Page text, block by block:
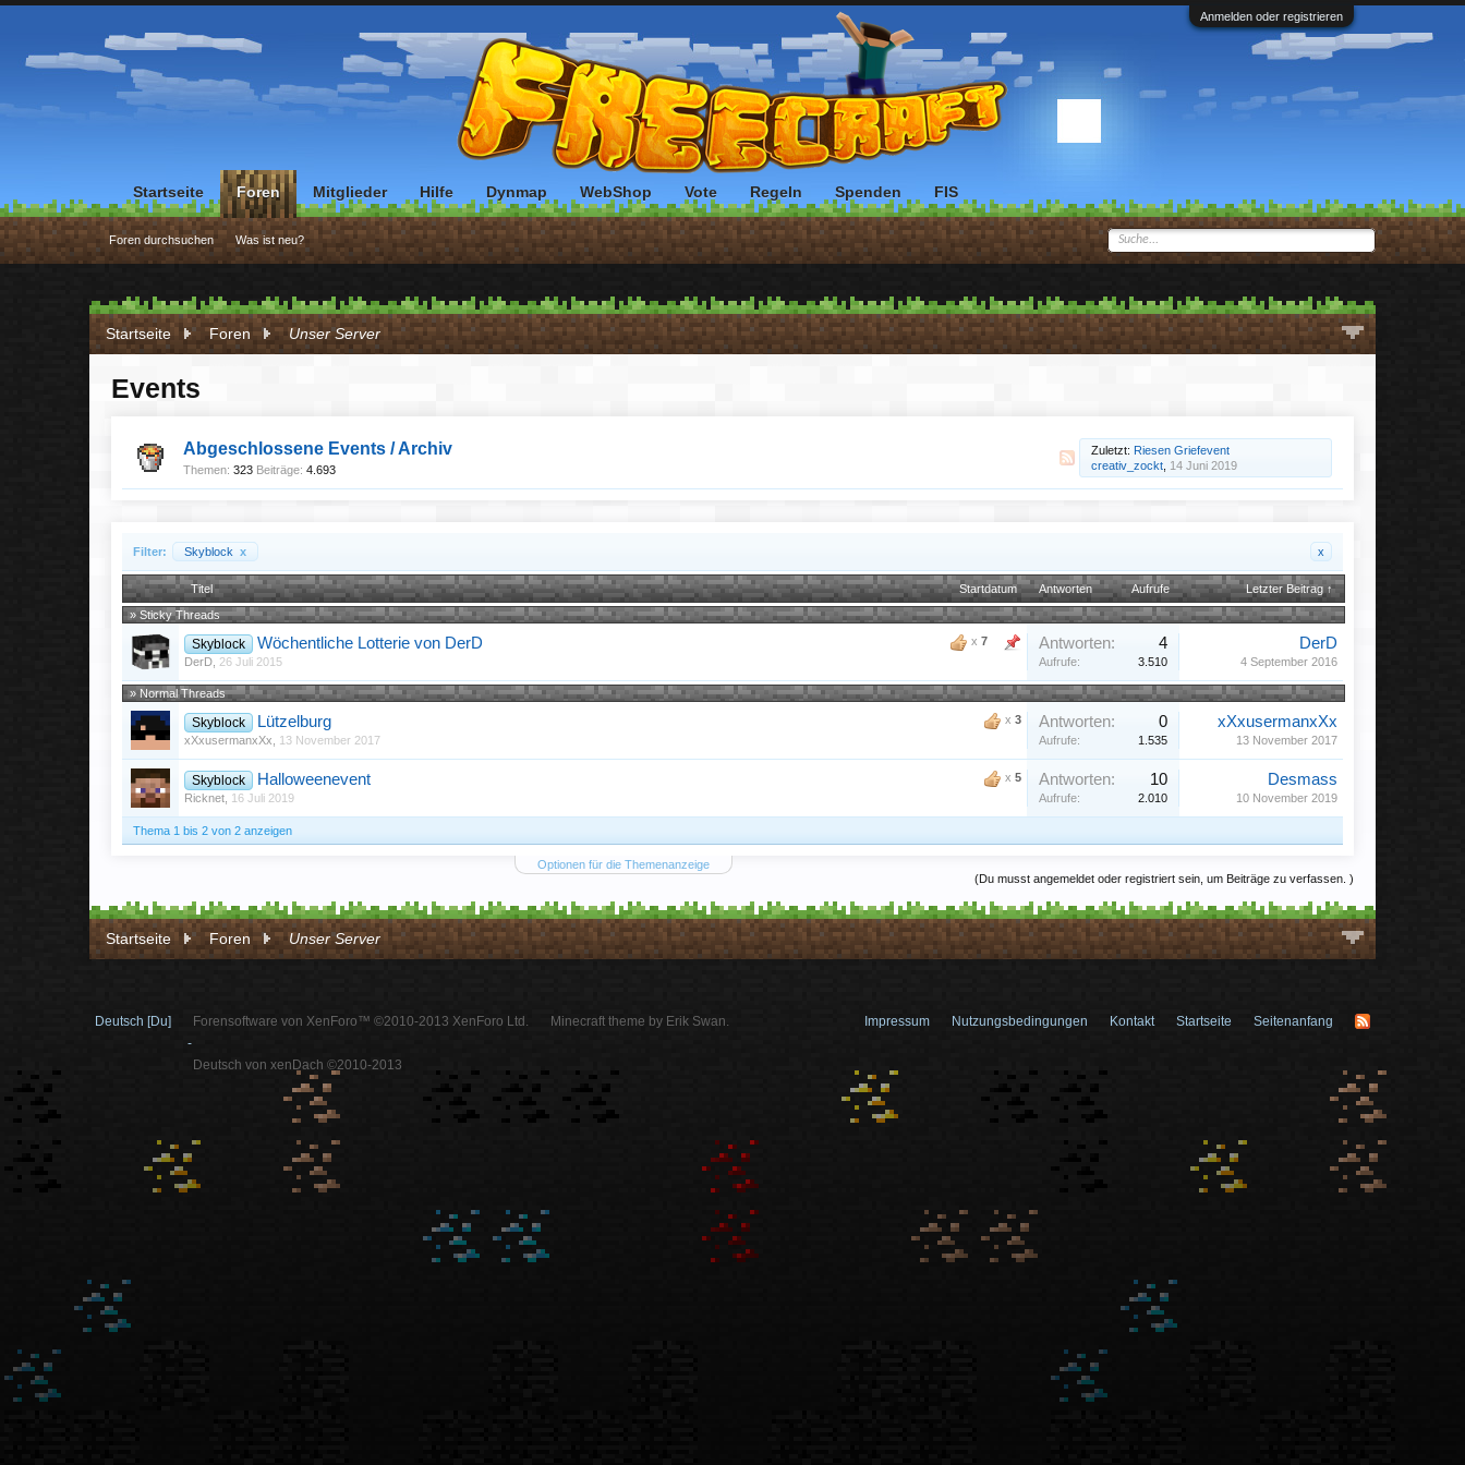
Anmelden oder registrieren
Startseite Foren Unser Server
Events
Abgeschlossene Events / Archiv
Themen: 323 Beiträge: 4.693
Zuletzt: Riesen Griefevent
creativ_zockt 14 Juni 2019
Filter: Skyblock x x
Titel Startdatum Antworten Aufrufe
Letzter Beitrag ↑
» Sticky Threads
x 7
Skyblock Wöchentliche Lotterie von DerD
DerD 26 Juli 2015
Antworten: 4
Aufrufe: 3.510
DerD
4 September 2016
» Normal Threads
x 3
Skyblock Lützelburg
xXxusermanxXx 13 November 2017
Antworten: 0
Aufrufe: 1.535
xXxusermanxXx
13 November 2017
x 5
Skyblock Halloweenevent
Ricknet 16 Juli 2019
Antworten: 10
Aufrufe: 2.010
Desmass
10 November 2019
Thema 1 bis 2 von 2 anzeigen
Optionen für die Themenanzeige
(Du musst angemeldet oder registriert sein, um Beiträge zu verfassen. )
Startseite Foren Unser Server
Startseite Foren
Foren durchsuchen Was ist neu?
Mitglieder Hilfe Dynmap WebShop Vote Regeln Spenden FIS
Deutsch [Du]
Forensoftware von XenForo™ ©2010-2013 XenForo Ltd.
-
Deutsch von xenDach ©2010-2013
Minecraft theme by Erik Swan. Impressum Nutzungsbedingungen Kontakt Startseite Seitenanfang